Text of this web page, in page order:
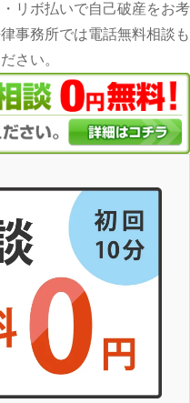
リボ払いで自己破産をお考
事務所では電話無料相談も
さい。